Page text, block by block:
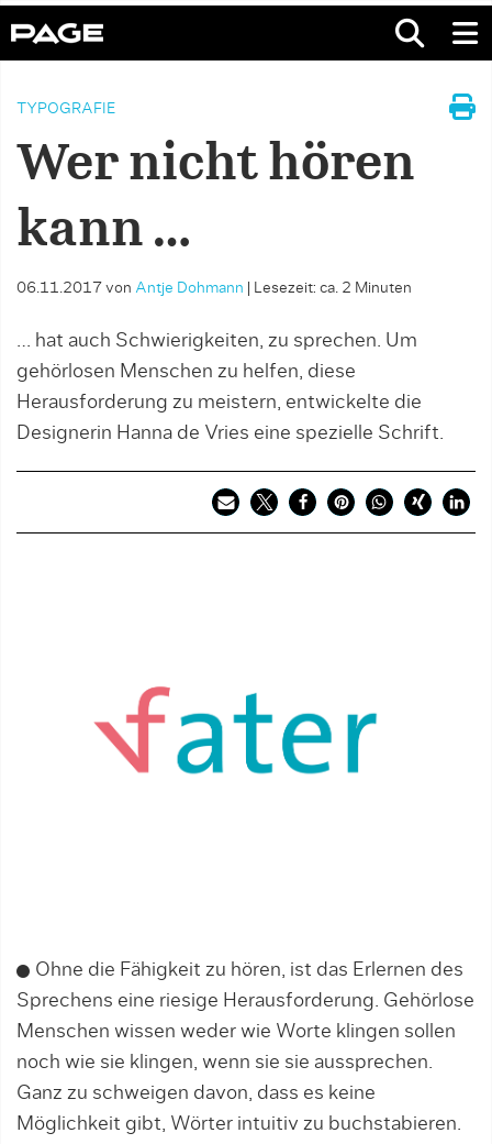
TYPOGRAFIE
Wer nicht hören
kann …
06.11.2017 von Antje Dohmann Lesezeit: ca. 2 Minuten
… hat auch Schwierigkeiten, zu sprechen. Um
gehörlosen Menschen zu helfen, diese
Herausforderung zu meistern, entwickelte die
Designerin Hanna de Vries eine spezielle Schrift.
Ohne die Fähigkeit zu hören, ist das Erlernen des
Sprechens eine riesige Herausforderung. Gehörlose
Menschen wissen weder wie Worte klingen sollen
noch wie sie klingen, wenn sie sie aussprechen.
Ganz zu schweigen davon, dass es keine
Möglichkeit gibt, Wörter intuitiv zu buchstabieren.